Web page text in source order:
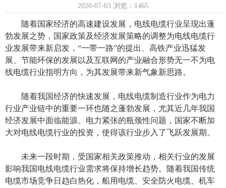
2020-07-03 浏览： 1465
随着国家经济的高速建设发展，电线电缆行业呈现出蓬
勃发展之势，国家政策及经济发展策略的调整为电线电缆行
业发展带来新启发，“一带一路”的提出、高铁产业迅猛发
展、节能环保的发展以及互联网的产业融合形势无一不为电
线电缆行业指明方向，为其发展带来新气象新思路。
随着我国经济的快速发展，电线电缆制造行业作为电力
行业产业链中的重要一环也随之蓬勃发展，尤其近几年我国
经济发展中面临能源、电力紧张的瓶颈性问题，国家不断加
大对电线电缆行业的投资，使得该行业步入了飞跃发展期。
未来一段时期，受国家相关政策推动，相关行业的发展
影响我国电线电缆行业需求将保持增长趋势。随着我国传统
电缆市场竞争日趋白热化，船用电缆、安全防火电缆、机车